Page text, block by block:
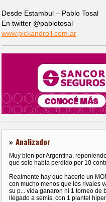
Desde Estambul – Pablo Tosal
En twitter @pablotosal
www.pickandroll.com.ar
» Analizador
Muy bien por Argentina,
que solo habia perdido por 10
Realmente hay que hacerle un
con mucho menos que los rivales
su p... vida ganaron ni 1 torneo de
llegado a semis, con 1 plantel